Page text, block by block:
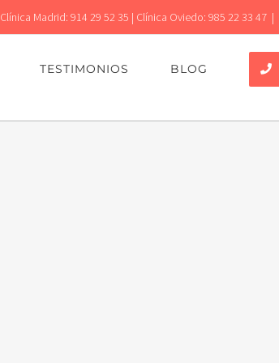
Clínica Madrid: 914 29 52 35 | Clínica Oviedo: 985 22 33 47 |
TESTIMONIOS BLOG